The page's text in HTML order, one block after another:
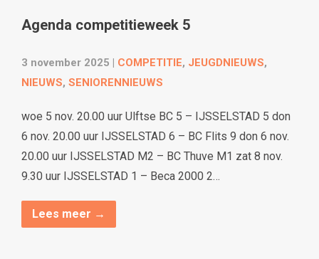
Agenda competitieweek 5
3 november 2025 COMPETITIE, JEUGDNIEUWS,
NIEUWS, SENIORENNIEUWS
woe 5 nov. 20.00 uur Ulftse BC 5 – IJSSELSTAD 5 don
6 nov. 20.00 uur IJSSELSTAD 6 – BC Flits 9 don 6 nov.
20.00 uur IJSSELSTAD M2 – BC Thuve M1 zat 8 nov.
9.30 uur IJSSELSTAD 1 – Beca 2000 2…
Lees meer →